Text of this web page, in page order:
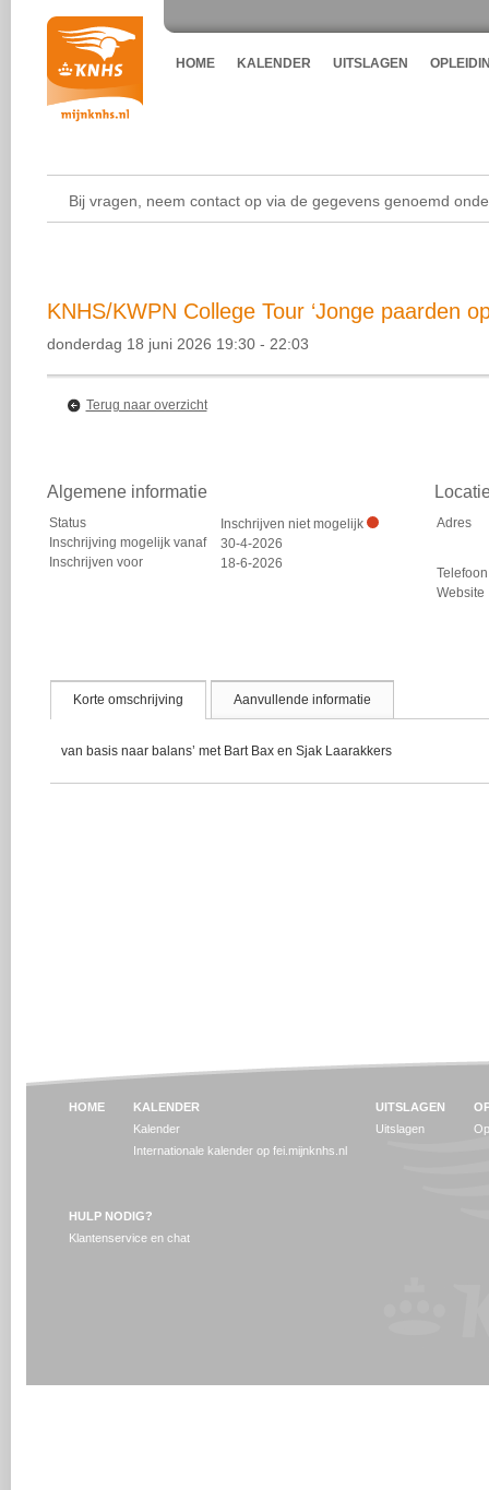
HOME KALENDER UITSLAGEN
Bij vragen, neem contact op via de gegevens genoemd
KNHS/KWPN College Tour ‘Jonge paarden
donderdag 18 juni 2026 19:30 - 22:03
Terug naar overzicht
Algemene informatie
Status
Inschrijven niet mogelijk
Inschrijving mogelijk vanaf
30-4-2026
Inschrijven voor
18-6-2026
Adres
Telefoon
Website
Korte omschrijving Aanvullende informatie
van basis naar balans’ met Bart Bax en Sjak Laarakkers
HOME
KALENDER
Kalender
Internationale kalender op fei.mijnknhs.nl
UITSLAGEN
Uitslagen
HULP NODIG?
Klantenservice en chat